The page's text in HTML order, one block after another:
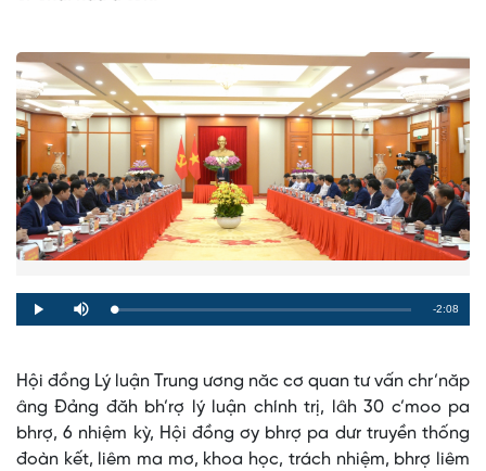
Play Mute Loaded:
0%
Progress:
0%
Remaining
-2:08
Hội đồng Lý luận Trung ương năc cơ quan tư vấn chr’năp
âng Đảng đăh bh’rợ lý luận chính trị, lâh 30 c’moo pa
bhrợ, 6 nhiệm kỳ, Hội đồng ơy bhrợ pa dưr truyền thống
đoàn kết, liêm ma mơ, khoa học, trách nhiệm, bhrợ liêm